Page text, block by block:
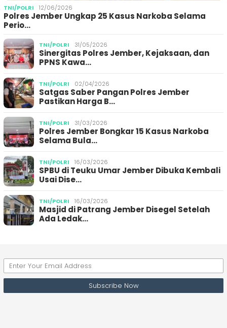
TNI/POLRI 12/06/2026
Polres Jember Ungkap 25 Kasus Narkoba Selama
Perio…
TNI/POLRI 31/05/2026
Sinergitas Polres Jember, Kejaksaan, dan
PPNS Kawa…
TNI/POLRI 02/04/2026
Satgas Saber Pangan Polres Jember
Pastikan Harga B…
TNI/POLRI 31/03/2026
Polres Jember Bongkar 15 Kasus Narkoba
Selama Bula…
TNI/POLRI 16/03/2026
SPBU di Teuku Umar Jember Dibuka Kembali
Usai Dise…
TNI/POLRI 16/03/2026
Masjid di Patrang Jember Disegel Setelah
Ada Ledak…